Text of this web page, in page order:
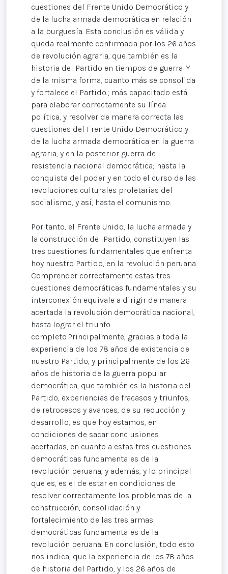
cuestiones del Frente Unido Democrático y
de la lucha armada democrática en relación
a la burguesía. Esta conclusión es válida y
queda realmente confirmada por los 26 años
de revolución agraria, que también es la
historia del Partido en tiempos de guerra. Y
de la misma forma, cuanto más se consolida
y fortalece el Partido.; más capacitado está
para elaborar correctamente su línea
política, y resolver de manera correcta las
cuestiones del Frente Unido Democrático y
de la lucha armada democrática en la guerra
agraria, y en la posterior guerra de
resistencia nacional democrática; hasta la
conquista del poder y en todo el curso de las
revoluciones culturales proletarias del
socialismo, y así, hasta el comunismo.
Por tanto, el Frente Unido, la lucha armada y
la construcción del Partido, constituyen las
tres cuestiones fundamentales que enfrenta
hoy nuestro Partido, en la revolución peruana.
Comprender correctamente estas tres
cuestiones democráticas fundamentales y su
interconexión equivale a dirigir de manera
acertada la revolución democrática nacional,
hasta lograr el triunfo
completo.Principalmente, gracias a toda la
experiencia de los 78 años de existencia de
nuestro Partido, y principalmente de los 26
años de historia de la guerra popular
democrática, que también es la historia del
Partido, experiencias de fracasos y triunfos,
de retrocesos y avances, de su reducción y
desarrollo, es que hoy estamos, en
condiciones de sacar conclusiones
acertadas, en cuanto a estas tres cuestiones
democráticas fundamentales de la
revolución peruana, y además, y lo principal
que es, es el de estar en condiciones de
resolver correctamente los problemas de la
construcción, consolidación y
fortalecimiento de las tres armas
democráticas fundamentales de la
revolución peruana. En conclusión, todo esto
nos indica, que la experiencia de los 78 años
de historia del Partido, y los 26 años de